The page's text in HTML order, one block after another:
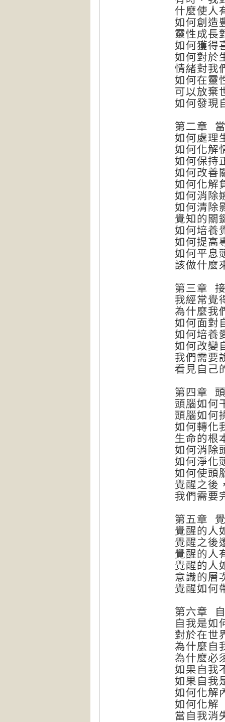
什麼使人
如何創造
靈性成長
如何獲得
如何對於
情緒對我
如何在靈
可以放棄
如何發現
第二章
如何處理
如何化解
如何保持
如何改善
如何化解
如何消除
如何清除
覺知的關
如何培養
如何提高
如何平息
該做什麼
第三章
我經常覺
為什麼我
如何面對
如何培養
如何改變
我們需要
看見自己
第四章
頭腦如何
頭腦如何
如何轉化
生命的根
如何消除
如何淨化
如何使頭
覺醒之後
我們需要
第五章
覺醒的人
覺醒之後
覺醒的人
覺醒的人
意識的層
覺醒如何
第六章
自我是如
對於在世
為什麼自
為什麼必
如果自我
如果自我
如何化解
如何化解
當自我消